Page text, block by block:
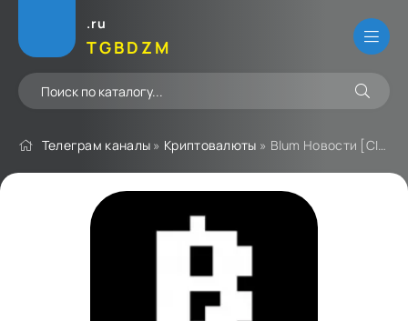
.ru
TGBDZM
Телеграм каналы » Криптовалюты » Blum Новости [CIS]